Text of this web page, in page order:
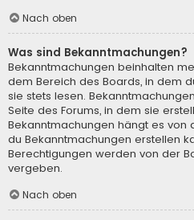
Nach oben
Was sind Bekanntmachungen?
Bekanntmachungen beinhalten
dem Bereich des Boards, in dem
sie stets lesen.
Seite des Forums, in dem sie
Bekanntmachungen hängt es von
du Bekanntmachungen erstellen
Berechtigungen werden von der
vergeben.
Nach oben